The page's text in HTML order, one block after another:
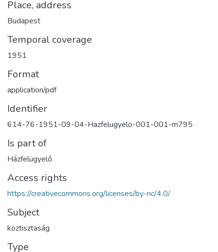
Place, address
Budapest
Temporal coverage
1951
Format
application/pdf
Identifier
614-76-1951-09-04-Hazfelugyelo-001-001-m795
Is part of
Házfelügyelő
Access rights
https://creativecommons.org/licenses/by-nc/4.0/
Subject
köztisztaság
Type